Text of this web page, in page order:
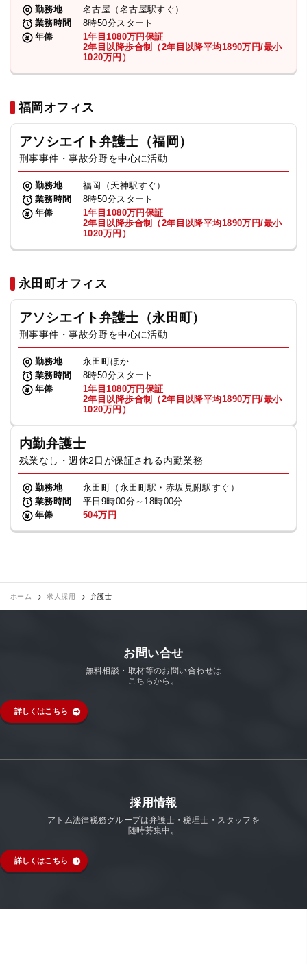
勤務地
名古屋（名古屋駅すぐ）
業務時間
8時50分スタート
年俸
1年目1080万円保証
2年目以降歩合制（2年目以降平均1890万円/最小
1020万円）
福岡オフィス
アソシエイト弁護士（福岡）
刑事事件・事故分野を中心に活動
勤務地
福岡（天神駅すぐ）
業務時間
8時50分スタート
年俸
1年目1080万円保証
2年目以降歩合制（2年目以降平均1890万円/最小
1020万円）
永田町オフィス
アソシエイト弁護士（永田町）
刑事事件・事故分野を中心に活動
勤務地
永田町ほか
業務時間
8時50分スタート
年俸
1年目1080万円保証
2年目以降歩合制（2年目以降平均1890万円/最小
1020万円）
内勤弁護士
残業なし・週休2日が保証される内勤業務
勤務地
永田町（永田町駅・赤坂見附駅すぐ）
業務時間
平日9時00分～18時00分
年俸
504万円
ホーム 求人採用 弁護士
お問い合せ
無料相談・取材等のお問い合わせは
こちらから。
詳しくはこちら
採用情報
アトム法律税務グループは弁護士・税理士・スタッフを
随時募集中。
詳しくはこちら